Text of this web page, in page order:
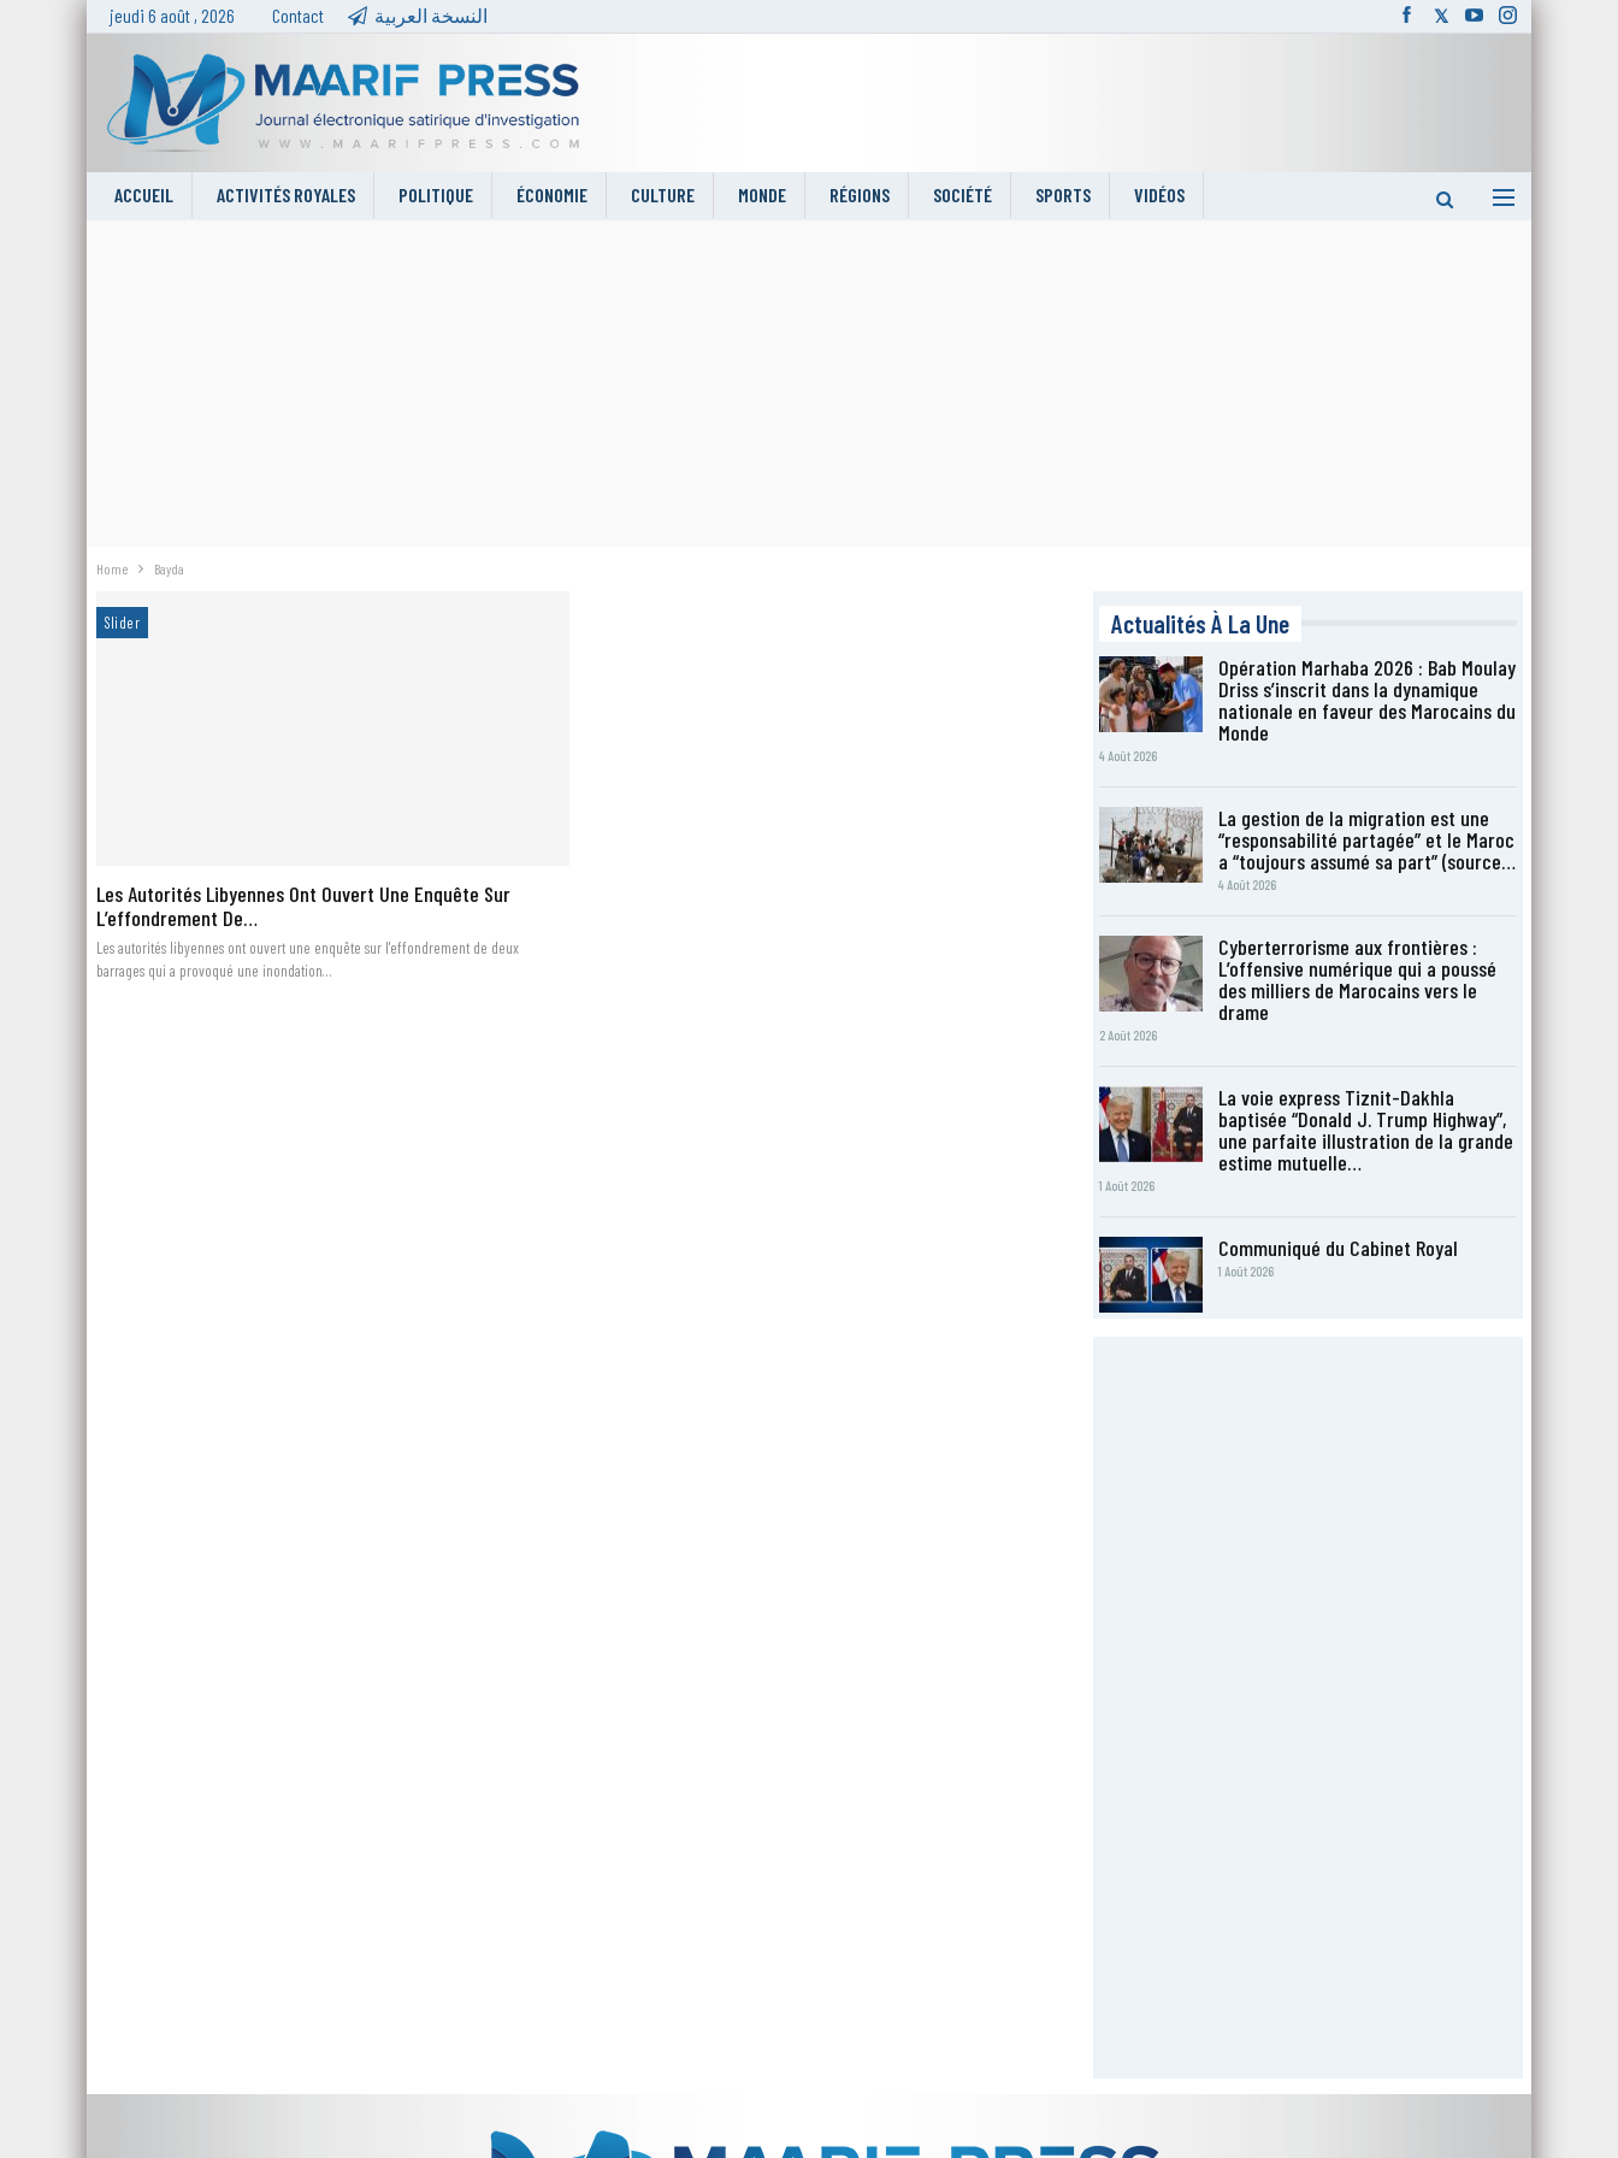
jeudi 6 août , 2026 Contact النسخة العربية
ACCUEIL ACTIVITÉS ROYALES POLITIQUE ÉCONOMIE CULTURE MONDE RÉGIONS SOCIÉTÉ SPORTS VIDÉOS
Home Bayda
Slider
Les Autorités Libyennes Ont Ouvert Une Enquête Sur
L’effondrement De…
Les autorités libyennes ont ouvert une enquête sur l'effondrement de deux
barrages qui a provoqué une inondation…
Actualités À La Une
Opération Marhaba 2026 : Bab Moulay
Driss s’inscrit dans la dynamique
nationale en faveur des Marocains du
Monde
4 Août 2026
La gestion de la migration est une
“responsabilité partagée” et le Maroc
a “toujours assumé sa part” (source…
4 Août 2026
Cyberterrorisme aux frontières :
L’offensive numérique qui a poussé
des milliers de Marocains vers le
drame
2 Août 2026
La voie express Tiznit-Dakhla
baptisée “Donald J. Trump Highway”,
une parfaite illustration de la grande
estime mutuelle…
1 Août 2026
Communiqué du Cabinet Royal
1 Août 2026